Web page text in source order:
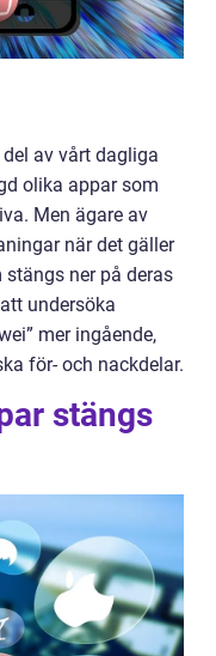
av vårt dagliga
olika appar som
Men ägare av
när det gäller
ner på deras
undersöka
mer ingående,
för- och nackdelar.
stängs